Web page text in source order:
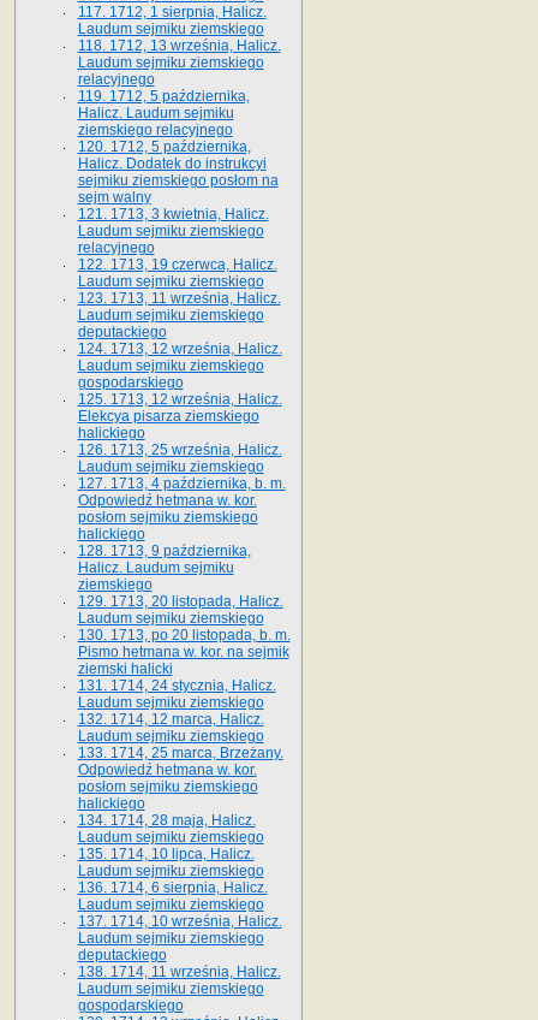
117. 1712, 1 sierpnia, Halicz.
Laudum sejmiku ziemskiego
118. 1712, 13 września, Halicz.
Laudum sejmiku ziemskiego
relacyjnego
119. 1712, 5 października,
Halicz. Laudum sejmiku
ziemskiego relacyjnego
120. 1712, 5 października,
Halicz. Dodatek do instrukcyi
sejmiku ziemskiego posłom na
sejm walny
121. 1713, 3 kwietnia, Halicz.
Laudum sejmiku ziemskiego
relacyjnego
122. 1713, 19 czerwca, Halicz.
Laudum sejmiku ziemskiego
123. 1713, 11 września, Halicz.
Laudum sejmiku ziemskiego
deputackiego
124. 1713, 12 września, Halicz.
Laudum sejmiku ziemskiego
gospodarskiego
125. 1713, 12 września, Halicz.
Elekcya pisarza ziemskiego
halickiego
126. 1713, 25 września, Halicz.
Laudum sejmiku ziemskiego
127. 1713, 4 października, b. m.
Odpowiedź hetmana w. kor.
posłom sejmiku ziemskiego
halickiego
128. 1713, 9 października,
Halicz. Laudum sejmiku
ziemskiego
129. 1713, 20 listopada, Halicz.
Laudum sejmiku ziemskiego
130. 1713, po 20 listopada, b. m.
Pismo hetmana w. kor. na sejmik
ziemski halicki
131. 1714, 24 stycznia, Halicz.
Laudum sejmiku ziemskiego
132. 1714, 12 marca, Halicz.
Laudum sejmiku ziemskiego
133. 1714, 25 marca, Brzeżany.
Odpowiedź hetmana w. kor.
posłom sejmiku ziemskiego
halickiego
134. 1714, 28 maja, Halicz.
Laudum sejmiku ziemskiego
135. 1714, 10 lipca, Halicz.
Laudum sejmiku ziemskiego
136. 1714, 6 sierpnia, Halicz.
Laudum sejmiku ziemskiego
137. 1714, 10 września, Halicz.
Laudum sejmiku ziemskiego
deputackiego
138. 1714, 11 września, Halicz.
Laudum sejmiku ziemskiego
gospodarskiego